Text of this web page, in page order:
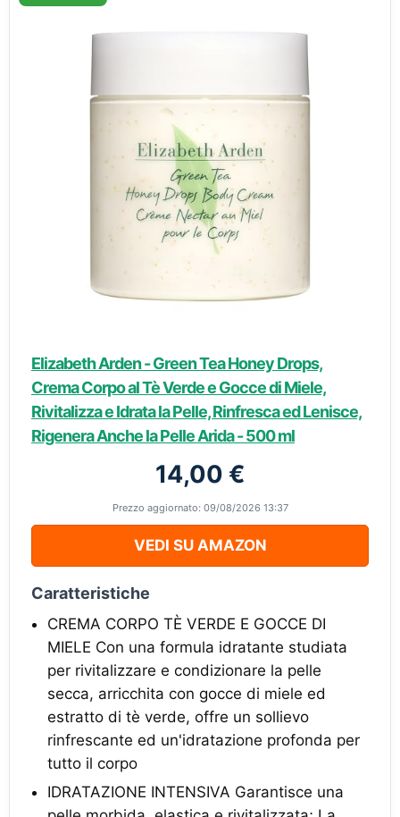
Elizabeth Arden - Green Tea Honey Drops,
Crema Corpo al Tè Verde e Gocce di Miele,
Rivitalizza e Idrata la Pelle, Rinfresca ed Lenisce,
Rigenera Anche la Pelle Arida - 500 ml
14,00 €
Prezzo aggiornato: 09/08/2026 13:37
VEDI SU AMAZON
Caratteristiche
CREMA CORPO TÈ VERDE E GOCCE DI
MIELE Con una formula idratante studiata
per rivitalizzare e condizionare la pelle
secca, arricchita con gocce di miele ed
estratto di tè verde, offre un sollievo
rinfrescante ed un'idratazione profonda per
tutto il corpo
IDRATAZIONE INTENSIVA Garantisce una